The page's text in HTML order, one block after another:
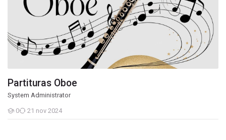
Partituras Oboe
System Administrator
0
Estudiantes
21 nov 2024